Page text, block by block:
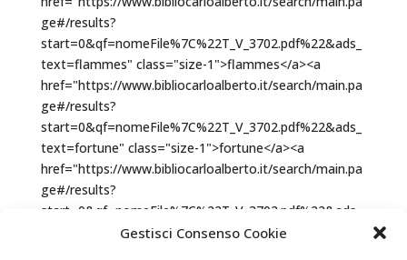
Gestisci Consenso Cookie